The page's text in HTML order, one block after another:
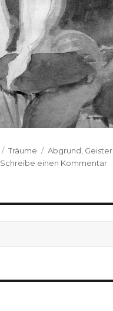
Kategorien
Träume Schlagwörter
Abgrund Geister
Schreibe einen Kommentarzu